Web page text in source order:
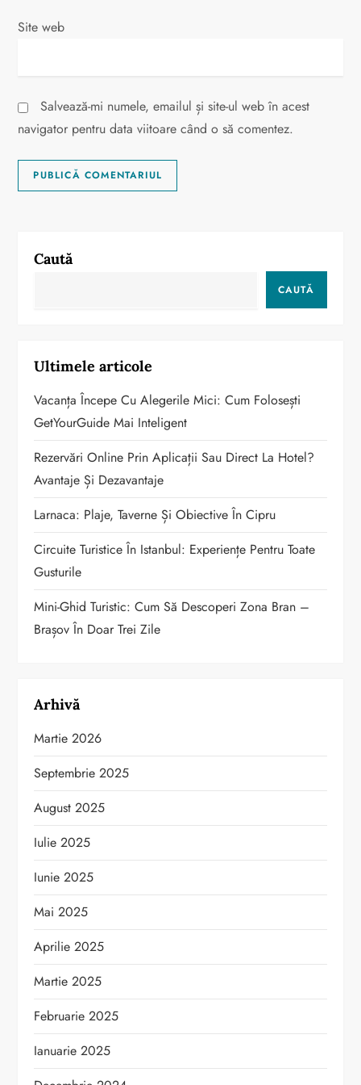
Site web
Salvează-mi numele, emailul și site-ul web în acest
navigator pentru data viitoare când o să comentez.
Caută
CAUTĂ
Ultimele articole
Vacanța Începe Cu Alegerile Mici: Cum Folosești
GetYourGuide Mai Inteligent
Rezervări Online Prin Aplicații Sau Direct La Hotel?
Avantaje Și Dezavantaje
Larnaca: Plaje, Taverne Și Obiective În Cipru
Circuite Turistice În Istanbul: Experiențe Pentru Toate
Gusturile
Mini-Ghid Turistic: Cum Să Descoperi Zona Bran –
Brașov În Doar Trei Zile
Arhivă
Martie 2026
Septembrie 2025
August 2025
Iulie 2025
Iunie 2025
Mai 2025
Aprilie 2025
Martie 2025
Februarie 2025
Ianuarie 2025